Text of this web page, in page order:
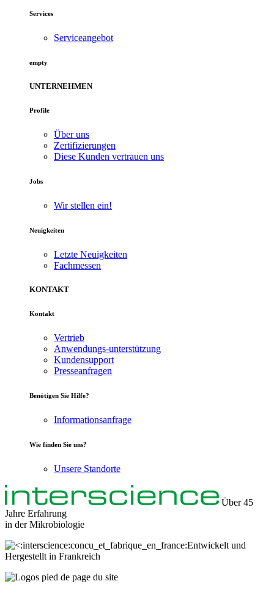
Services
Serviceangebot
empty
UNTERNEHMEN
Profile
Über uns
Zertifizierungen
Diese Kunden vertrauen uns
Jobs
Wir stellen ein!
Neuigkeiten
Letzte Neuigkeiten
Fachmessen
KONTAKT
Kontakt
Vertrieb
Anwendungs-unterstützung
Kundensupport
Presseanfragen
Benötigen Sie Hilfe?
Informationsanfrage
Wie finden Sie uns?
Unsere Standorte
Über 45
Jahre Erfahrung
in derMikrobiologie
Entwickelt und
Hergestellt in Frankreich